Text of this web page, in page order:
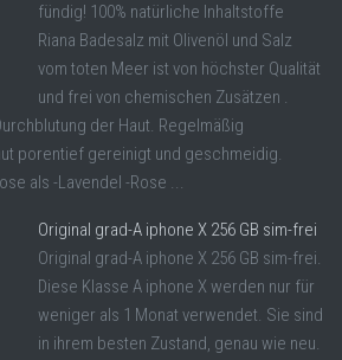
fündig! 100% natürliche Inhaltstoffe
Riana Badesalz mit Olivenöl und Salz
vom toten Meer ist von höchster Qualität
und frei von chemischen Zusätzen .
der Haut. Regelmäßig
porentief gereinigt und geschmeidig.
als -Lavendel -Rose ...
Original grad-A iphone X 256 GB sim-frei
Original grad-A iphone X 256 GB sim-frei.
Diese Klasse A iphone X werden nur für
weniger als 1 Monat verwendet. Sie sind
in ihrem besten Zustand, genau wie neu.